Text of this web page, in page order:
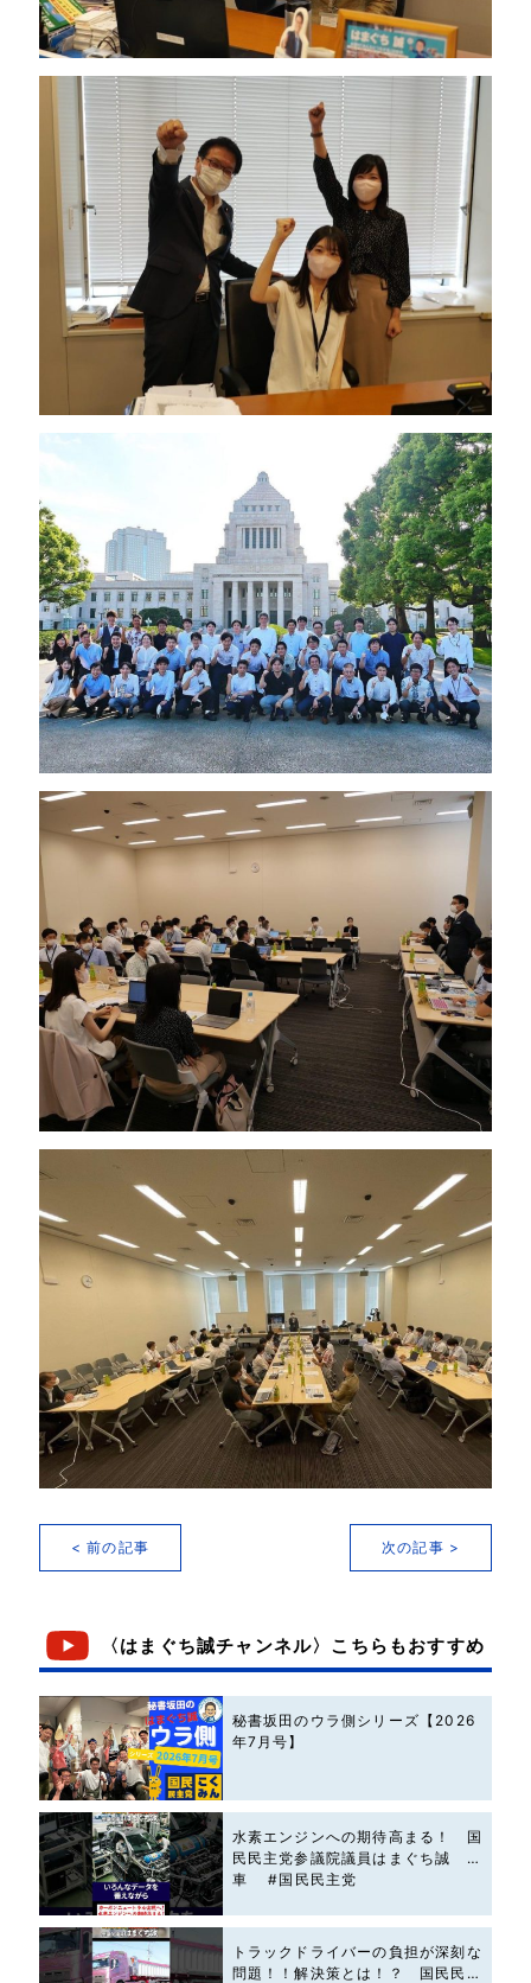
< 前の記事 次の記事 >
〈はまぐち誠チャンネル〉こちらもおすすめ
秘書坂田のウラ側シリーズ【2026
年7月号】
水素エンジンへの期待高まる！ 国
民民主党参議院議員はまぐち誠 #
車 #国民民主党
トラックドライバーの負担が深刻な
問題！！解決策とは！？ 国民民主